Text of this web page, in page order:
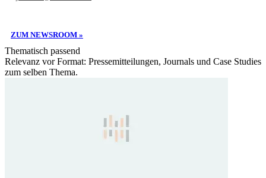
ZUM NEWSROOM »
Thematisch passend
Relevanz vor Format: Pressemitteilungen, Journals und Case Studies
zum selben Thema.